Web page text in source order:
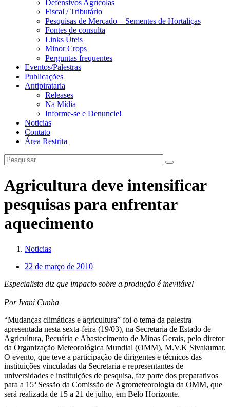
Defensivos Agrícolas
Fiscal / Tributário
Pesquisas de Mercado – Sementes de Hortaliças
Fontes de consulta
Links Úteis
Minor Crops
Perguntas frequentes
Eventos/Palestras
Publicações
Antipirataria
Releases
Na Mídia
Informe-se e Denuncie!
Noticias
Contato
Área Restrita
Agricultura deve intensificar
pesquisas para enfrentar
aquecimento
Noticias
22 de março de 2010
Especialista diz que impacto sobre a produção é inevitável
Por Ivani Cunha
“Mudanças climáticas e agricultura” foi o tema da palestra
apresentada nesta sexta-feira (19/03), na Secretaria de Estado de
Agricultura, Pecuária e Abastecimento de Minas Gerais, pelo diretor
da Organização Meteorológica Mundial (OMM), M.V.K Sivakumar.
O evento, que teve a participação de dirigentes e técnicos das
instituições vinculadas da Secretaria e representantes de
universidades e instituições de pesquisa, faz parte dos preparativos
para a 15ª Sessão da Comissão de Agrometeorologia da OMM, que
será realizada de 15 a 21 de julho, em Belo Horizonte.